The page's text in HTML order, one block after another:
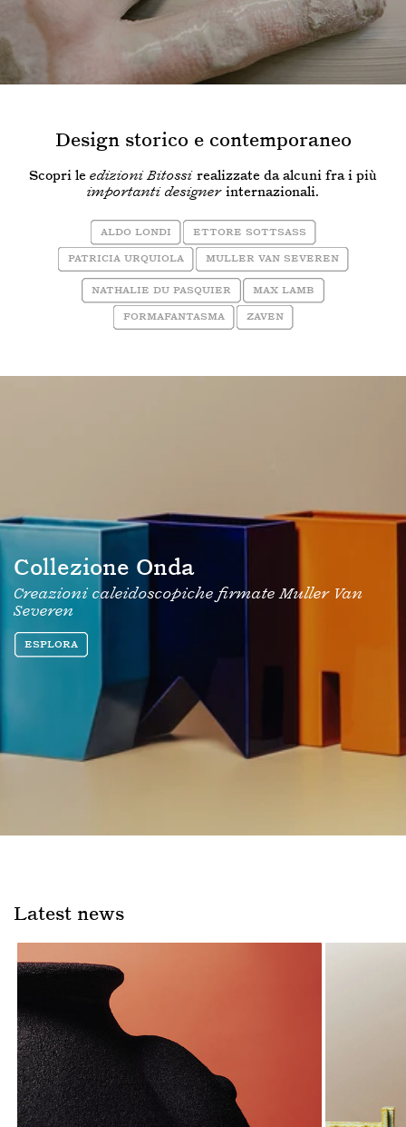
Design storico e contemporaneo
Scopri le edizioni Bitossi realizzate da alcuni fra i più
importanti designer internazionali.
Aldo Londi
Ettore sottsass
Patricia Urquiola
Muller Van Severen
Nathalie Du Pasquier
Max Lamb
Formafantasma
Zaven
Collezione Onda
Creazioni caleidoscopiche firmate Muller Van
Severen
Esplora
Latest news